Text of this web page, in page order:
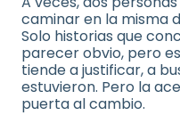
caminar en la misma
Solo historias que
parecer obvio, pero
tiende a justificar, a
estuvieron. Pero la
puerta al cambio.